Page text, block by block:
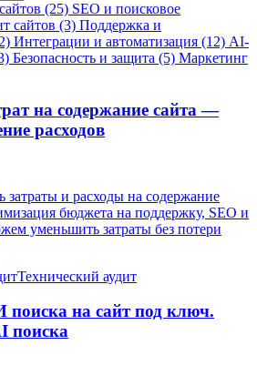
(25) SEO и поисковое
сайтов (3) Поддержка и
Интеграции и автоматизация (12) AI-
Безопасность и защита (5) Маркетинг
на содержание сайта —
расходов
и расходы на содержание
бюджета на поддержку, SEO и
уменьшить затраты без потери
Технический аудит
поиска на сайт под ключ.
поиска